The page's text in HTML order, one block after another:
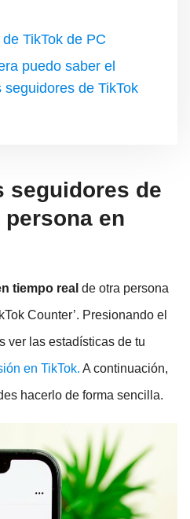
TikTok de PC
puedo saber el
de TikTok
seguidores de
en
tiempo real de otra persona
Counter’. Presionando el
ver las estadísticas de tu
en TikTok. A continuación,
hacerlo de forma sencilla.